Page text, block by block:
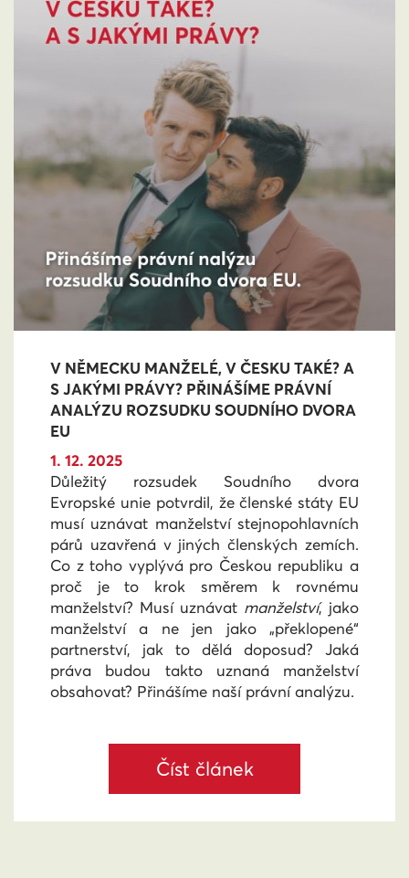
V NĚMECKU MANŽELÉ, V ČESKU TAKÉ? A
S JAKÝMI PRÁVY? PŘINÁŠÍME PRÁVNÍ
ANALÝZU ROZSUDKU SOUDNÍHO DVORA
EU
1. 12. 2025
Důležitý rozsudek Soudního dvora
Evropské unie potvrdil, že členské státy EU
musí uznávat manželství stejnopohlavních
párů uzavřená v jiných členských zemích.
Co z toho vyplývá pro Českou republiku a
proč je to krok směrem k rovnému
manželství? Musí uznávat manželství, jako
manželství a ne jen jako „překlopené“
partnerství, jak to dělá doposud? Jaká
práva budou takto uznaná manželství
obsahovat? Přinášíme naší právní analýzu.
Číst článek